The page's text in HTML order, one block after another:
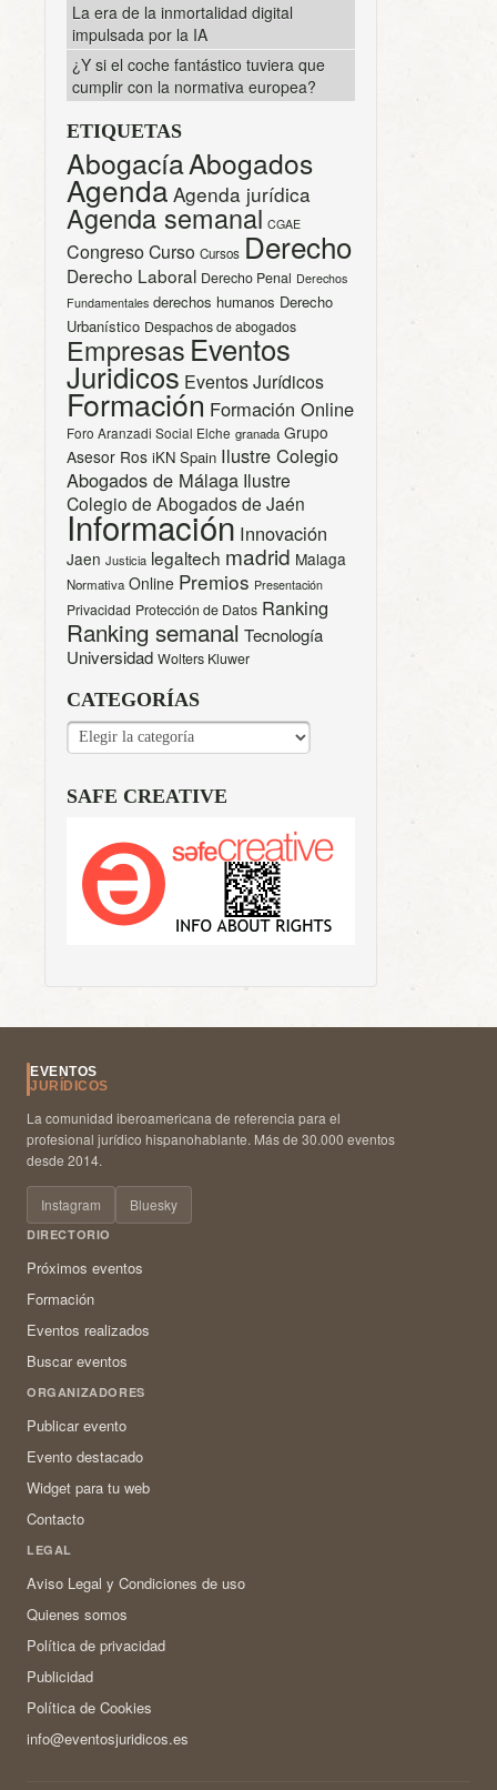
La era de la inmortalidad digital
impulsada por la IA
¿Y si el coche fantástico tuviera que
cumplir con la normativa europea?
ETIQUETAS
AbogacíaAbogados
Agenda Agenda jurídica
Agenda semanal CGAE
CongresoCurso Cursos Derecho
Derecho Laboral Derecho Penal Derechos
Fundamentales derechos humanos Derecho
Urbanístico Despachos de abogados
Empresas Eventos
Juridicos Eventos Jurídicos
Formación Formación Online
Foro Aranzadi Social Elche granada Grupo
Asesor Ros iKN Spain Ilustre Colegio
Abogados de Málaga Ilustre
Colegio de Abogados de Jaén
Información Innovación
Jaen Justicia legaltech madrid Malaga
Normativa Online Premios Presentación
Privacidad Protección de Datos Ranking
Ranking semanal Tecnología
Universidad Wolters Kluwer
CATEGORÍAS
CATEGORÍAS
SAFE CREATIVE
EVENTOS
JURÍDICOS
La comunidad iberoamericana de referencia para el
profesional jurídico hispanohablante. Más de 30.000 eventos
desde 2014.
Instagram Bluesky
DIRECTORIO
Próximos eventos
Formación
Eventos realizados
Buscar eventos
ORGANIZADORES
Publicar evento
Evento destacado
Widget para tu web
Contacto
LEGAL
Aviso Legal y Condiciones de uso
Quienes somos
Política de privacidad
Publicidad
Política de Cookies
info@eventosjuridicos.es